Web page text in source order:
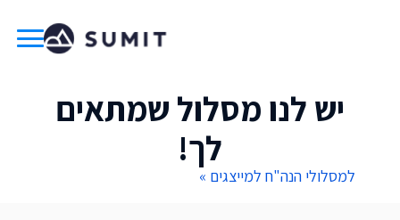
יש לנו מסלול שמתאים
לך!
למסלולי הנה"ח למייצגים »